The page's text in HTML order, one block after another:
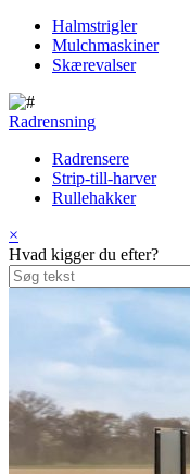
Halmstrigler
Mulchmaskiner
Skærevalser
Radrensning
Radrensere
Strip-till-harver
Rullehakker
×
Hvad kigger du efter?